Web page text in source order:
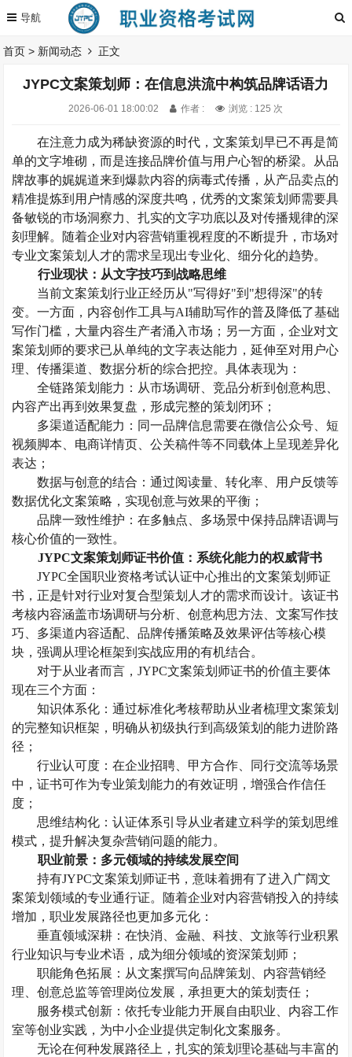
首页 > 新闻动态 正文
JYPC文案策划师：在信息洪流中构筑品牌话语力
2026-06-01 18:00:02 作者 : 浏览 : 125 次
在注意力成为稀缺资源的时代，文案策划早已不再是简
单的文字堆砌，而是连接品牌价值与用户心智的桥梁。从品
牌故事的娓娓道来到爆款内容的病毒式传播，从产品卖点的
精准提炼到用户情感的深度共鸣，优秀的文案策划师需要具
备敏锐的市场洞察力、扎实的文字功底以及对传播规律的深
刻理解。随着企业对内容营销重视程度的不断提升，市场对
专业文案策划人才的需求呈现出专业化、细分化的趋势。
行业现状：从文字技巧到战略思维
当前文案策划行业正经历从"写得好"到"想得深"的转
变。一方面，内容创作工具与AI辅助写作的普及降低了基础
写作门槛，大量内容生产者涌入市场；另一方面，企业对文
案策划师的要求已从单纯的文字表达能力，延伸至对用户心
理、传播渠道、数据分析的综合把控。具体表现为：
全链路策划能力：从市场调研、竞品分析到创意构思、
内容产出再到效果复盘，形成完整的策划闭环；
多渠道适配能力：同一品牌信息需要在微信公众号、短
视频脚本、电商详情页、公关稿件等不同载体上呈现差异化
表达；
数据与创意的结合：通过阅读量、转化率、用户反馈等
数据优化文案策略，实现创意与效果的平衡；
品牌一致性维护：在多触点、多场景中保持品牌语调与
核心价值的一致性。
JYPC文案策划师证书价值：系统化能力的权威背书
JYPC全国职业资格考试认证中心推出的文案策划师证
书，正是针对行业对复合型策划人才的需求而设计。该证书
考核内容涵盖市场调研与分析、创意构思方法、文案写作技
巧、多渠道内容适配、品牌传播策略及效果评估等核心模
块，强调从理论框架到实战应用的有机结合。
对于从业者而言，JYPC文案策划师证书的价值主要体
现在三个方面：
知识体系化：通过标准化考核帮助从业者梳理文案策划
的完整知识框架，明确从初级执行到高级策划的能力进阶路
径；
行业认可度：在企业招聘、甲方合作、同行交流等场景
中，证书可作为专业策划能力的有效证明，增强合作信任
度；
思维结构化：认证体系引导从业者建立科学的策划思维
模式，提升解决复杂营销问题的能力。
职业前景：多元领域的持续发展空间
持有JYPC文案策划师证书，意味着拥有了进入广阔文
案策划领域的专业通行证。随着企业对内容营销投入的持续
增加，职业发展路径也更加多元化：
垂直领域深耕：在快消、金融、科技、文旅等行业积累
行业知识与专业术语，成为细分领域的资深策划师；
职能角色拓展：从文案撰写向品牌策划、内容营销经
理、创意总监等管理岗位发展，承担更大的策划责任；
服务模式创新：依托专业能力开展自由职业、内容工作
室等创业实践，为中小企业提供定制化文案服务。
无论在何种发展路径上，扎实的策划理论基础与丰富的